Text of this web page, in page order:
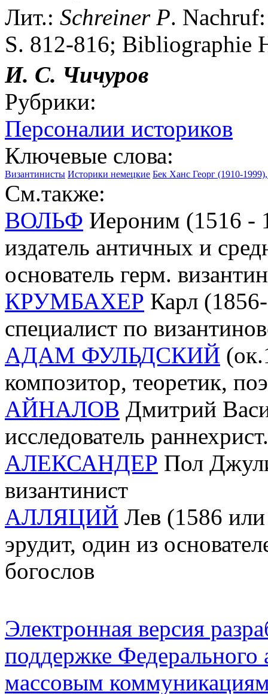
Лит.: Schreiner P.
S. 812-816; Bibliographie
И. С. Чичуров
Рубрики:
Персоналии историков
Ключевые слова:
Византинисты Историки немецкие Бек Ханс Георг (1910-
См.также:
ВОЛЬФ Иероним (1516 -
издатель античных и
основатель герм.
КРУМБАХЕР Карл
специалист по
АДАМ ФУЛЬДСКИЙ
композитор, теоретик,
АЙНАЛОВ Дмитрий
исследователь
АЛЕКСАНДЕР Пол
византинист
АЛЛЯЦИЙ Лев (1586
эрудит, один из
богослов
Электронная версия
поддержке Федерального
массовым